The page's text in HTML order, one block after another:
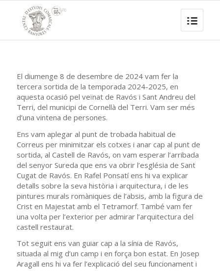
El diumenge 8 de desembre de 2024 vam fer la
tercera sortida de la temporada 2024-2025, en
aquesta ocasió pel veïnat de Ravós i Sant Andreu del
Terri, del municipi de Cornellà del Terri. Vam ser més
d’una vintena de persones.
Ens vam aplegar al punt de trobada habitual de
Correus per minimitzar els cotxes i anar cap al punt de
sortida, al Castell de Ravós, on vam esperar l’arribada
del senyor Sureda que ens va obrir l’església de Sant
Cugat de Ravós. En Rafel Ponsatí ens hi va explicar
detalls sobre la seva història i arquitectura, i de les
pintures murals romàniques de l’absis, amb la figura de
Crist en Majestat amb el Tetramorf. També vam fer
una volta per l’exterior per admirar l’arquitectura del
castell restaurat.
Tot seguit ens van guiar cap a la sínia de Ravós,
situada al mig d’un camp i en força bon estat. En Josep
Aragall ens hi va fer l’explicació del seu funcionament i